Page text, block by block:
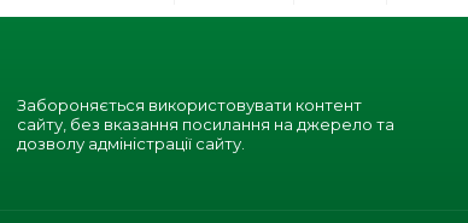
Забороняється використовувати контент
сайту, без вказання посилання на джерело та
дозволу адміністрації сайту.